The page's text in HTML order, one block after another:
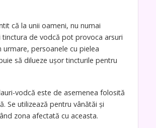
că la unii oameni, nu numai
tinctura de vodcă pot provoca arsuri
urmare, persoanele cu pielea
să dilueze ușor tincturile pentru
vodcă este de asemenea folosită
Se utilizează pentru vânătăi și
zona afectată cu aceasta.